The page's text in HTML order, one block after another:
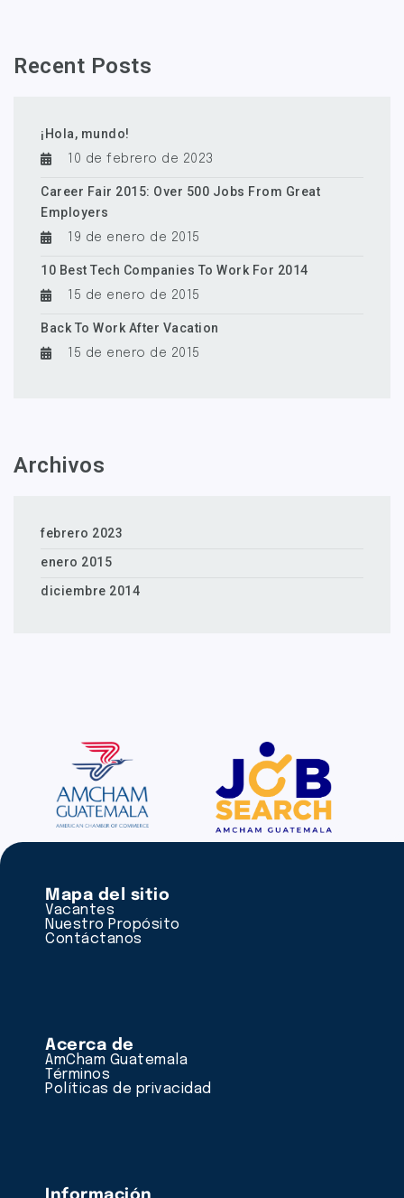
Recent Posts
¡Hola, mundo!
10 de febrero de 2023
Career Fair 2015: Over 500 Jobs From Great
Employers
19 de enero de 2015
10 Best Tech Companies To Work For 2014
15 de enero de 2015
Back To Work After Vacation
15 de enero de 2015
Archivos
febrero 2023
enero 2015
diciembre 2014
Mapa del sitio
Vacantes
Nuestro Propósito
Contáctanos
Acerca de
AmCham Guatemala
Términos
Políticas de privacidad